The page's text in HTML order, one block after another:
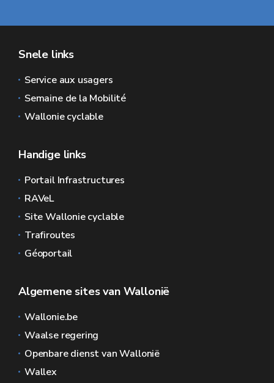
Snele links
Service aux usagers
Semaine de la Mobilité
Wallonie cyclable
Handige links
Portail Infrastructures
RAVeL
Site Wallonie cyclable
Trafiroutes
Géoportail
Algemene sites van Wallonië
Wallonie.be
Waalse regering
Openbare dienst van Wallonië
Wallex